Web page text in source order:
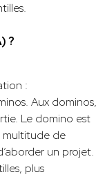
?
:
Aux dominos,
Le domino est
multitude de
un projet.
plus